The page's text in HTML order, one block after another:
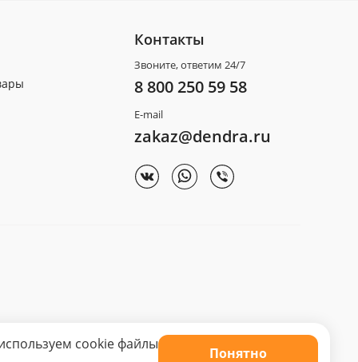
Контакты
Звоните, ответим 24/7
8 800 250 59 58
E-mail
zakaz@dendra.ru
cookie файлы
Понятно